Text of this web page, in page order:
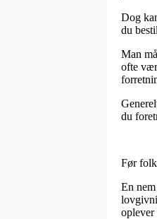
Dog
du
Man
ofte
du
Før
En
oplever